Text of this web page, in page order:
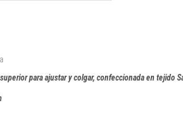
para ajustar y colgar, confeccionada en tejido